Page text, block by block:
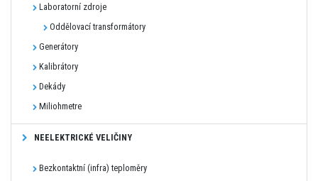
Laboratorní zdroje
Oddělovací transformátory
Generátory
Kalibrátory
Dekády
Miliohmetre
NEELEKTRICKÉ VELIČINY
Bezkontaktní (infra) teploměry